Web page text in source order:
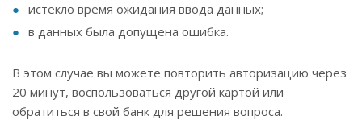
истекло время ожидания ввода данных;
в данных была допущена ошибка.
В этом случае вы можете повторить авторизацию через
20 минут, воспользоваться другой картой или
обратиться в свой банк для решения вопроса.